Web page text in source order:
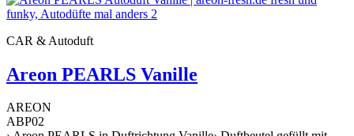
CAR & Autoduft
Areon PEARLS Vanille
AREON
ABP02